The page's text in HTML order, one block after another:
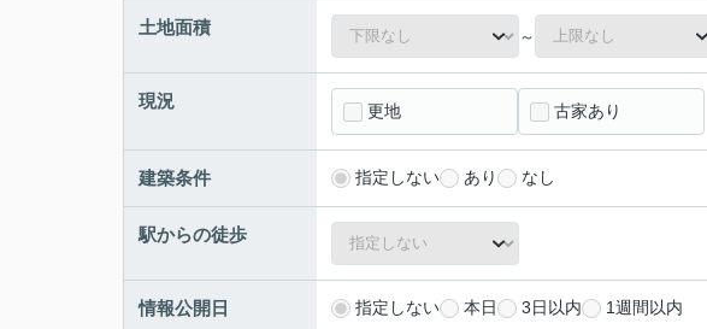
土地面積 ～
現況 更地 古家あり
建築条件 指定しない あり なし
駅からの徒歩
情報公開日 指定しない 本日 3日以内 1週間以内